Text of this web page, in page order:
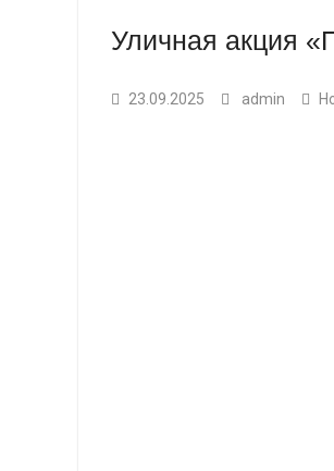
Уличная акция
23.09.2025 admin